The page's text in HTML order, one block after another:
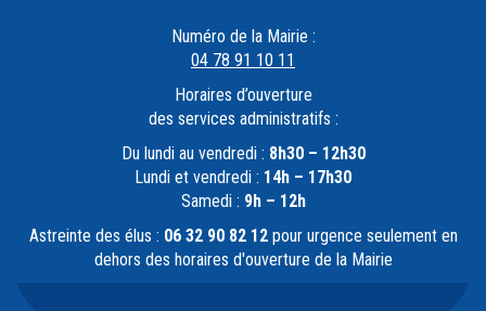
Numéro de la Mairie :
04 78 91 10 11
Horaires d’ouverture
des services administratifs :
Du lundi au vendredi : 8h30 – 12h30
Lundi et vendredi : 14h – 17h30
Samedi : 9h – 12h
Astreinte des élus : 06 32 90 82 12pour urgence seulement en
dehors des horaires d'ouverture de la Mairie